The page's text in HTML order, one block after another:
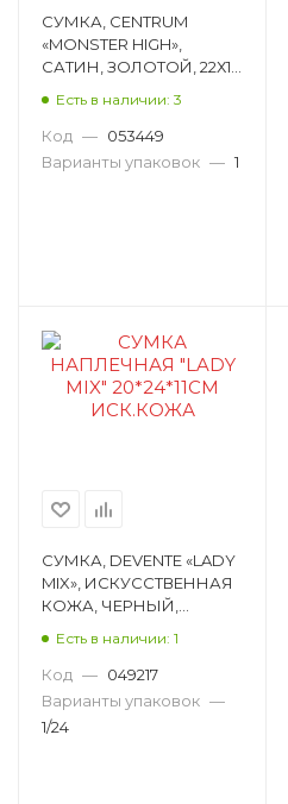
СУМКА, CENTRUM
«MONSTER HIGH»,
САТИН, ЗОЛОТОЙ, 22Х13
Есть в наличии: 3
Код — 053449
Варианты упаковок — 1
СУМКА, DEVENTE «LADY
MIX», ИСКУССТВЕННАЯ
КОЖА, ЧЕРНЫЙ,
Есть в наличии: 1
Код — 049217
Варианты упаковок —
1/24